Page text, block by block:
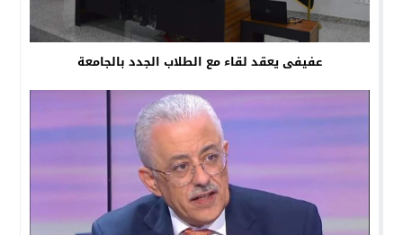
عفيفى يعقد لقاء مع الطلاب الجدد بالجامعة